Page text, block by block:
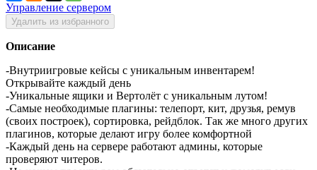
Управление сервером
Удалить из избранного
Описание
-Внутриигровые кейсы с уникальным инвентарем!
Открывайте каждый день
-Уникальные ящики и Вертолёт с уникальным лутом!
-Самые необходимые плагины: телепорт, кит, друзья, ремув
(своих построек), сортировка, рейдблок. Так же много других
плагинов, которые делают игру более комфортной
-Каждый день на сервере работают админы, которые
проверяют читеров.